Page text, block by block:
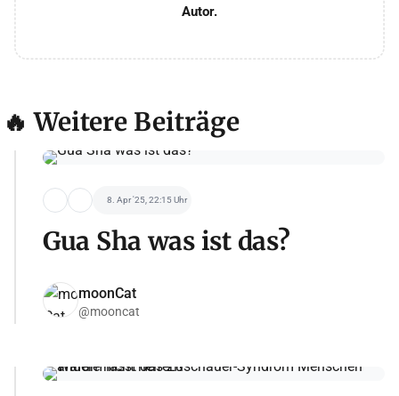
Autor.
🔥 Weitere Beiträge
8. Apr '25, 22:15 Uhr
Gua Sha was ist das?
moonCat
@mooncat